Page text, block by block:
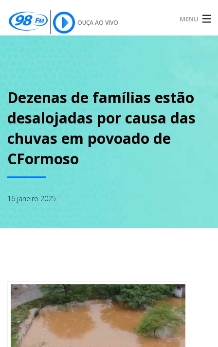
OUÇA AO VIVO MENU
SOBRE
PODCAST
GALERIA
Dezenas de famílias estão
desalojadas por causa das
chuvas em povoado de
CFormoso
16 janeiro 2025